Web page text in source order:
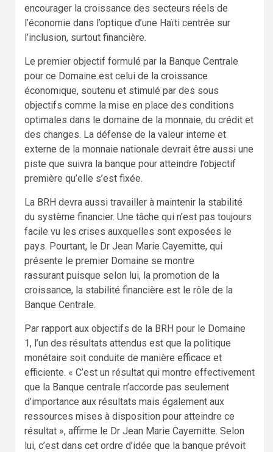
encourager la croissance des secteurs réels de
l’économie dans l’optique d’une Haïti centrée sur
l’inclusion, surtout financière.
Le premier objectif formulé par la Banque Centrale
pour ce Domaine est celui de la croissance
économique, soutenu et stimulé par des sous
objectifs comme la mise en place des conditions
optimales dans le domaine de la monnaie, du crédit et
des changes. La défense de la valeur interne et
externe de la monnaie nationale devrait être aussi une
piste que suivra la banque pour atteindre l’objectif
première qu’elle s’est fixée.
La BRH devra aussi travailler à maintenir la stabilité
du système financier. Une tâche qui n’est pas toujours
facile vu les crises auxquelles sont exposées le
pays. Pourtant, le Dr Jean Marie Cayemitte, qui
présente le premier Domaine se montre
rassurant puisque selon lui, la promotion de la
croissance, la stabilité financière est le rôle de la
Banque Centrale.
Par rapport aux objectifs de la BRH pour le Domaine
1, l’un des résultats attendus est que la politique
monétaire soit conduite de manière efficace et
efficiente. « C’est un résultat qui montre effectivement
que la Banque centrale n’accorde pas seulement
d’importance aux résultats mais également aux
ressources mises à disposition pour atteindre ce
résultat », affirme le Dr Jean Marie Cayemitte. Selon
lui, c’est dans cet ordre d’idée que la banque prévoit